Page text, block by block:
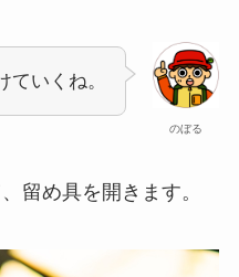
のぼる
ていくね。
留め具を開きます。